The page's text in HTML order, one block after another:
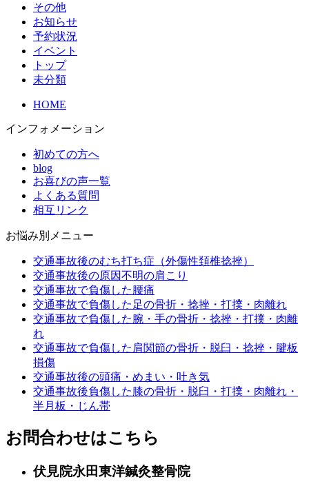
その他
お知らせ
予約状況
イベント
トップ
未分類
HOME
インフォメーション
初めての方へ
blog
お喜びの声一覧
よくある質問
相互リンク
お悩み別メニュー
交通事故後のむち打ち症（外傷性頚椎捻挫）
交通事故後の原因不明の肩こり
交通事故で負傷した腰痛
交通事故で負傷した足の骨折・捻挫・打撲・肉離れ
交通事故で負傷した腕・手の骨折・捻挫・打撲・肉離
れ
交通事故で負傷した肩関節の骨折・脱臼・捻挫・腱板
損傷
交通事故後の頭痛・めまい・吐き気
交通事故後負傷した膝の骨折・脱臼・打撲・肉離れ・
半月板・じん帯
お問合わせはこちら
伏見院永田東洋鍼灸整骨院